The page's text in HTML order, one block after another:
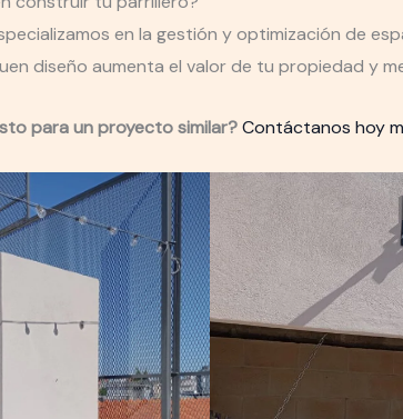
en la gestión y optimización de
diseño aumenta el valor de tu propiedad y
para un proyecto similar? Contáctanos hoy